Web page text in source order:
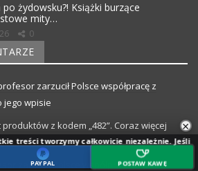
po żydowsku?! Książki burzące
mity…
0
zarzucił Polsce współpracę z
jego wpisie
produktów z kodem „482”. Coraz więcej
marek
zarzucił Polsce współpracę z
×
całkowicie niezależnie. Jeśli doceniasz
PAYPAL POSTAW KAWĘ